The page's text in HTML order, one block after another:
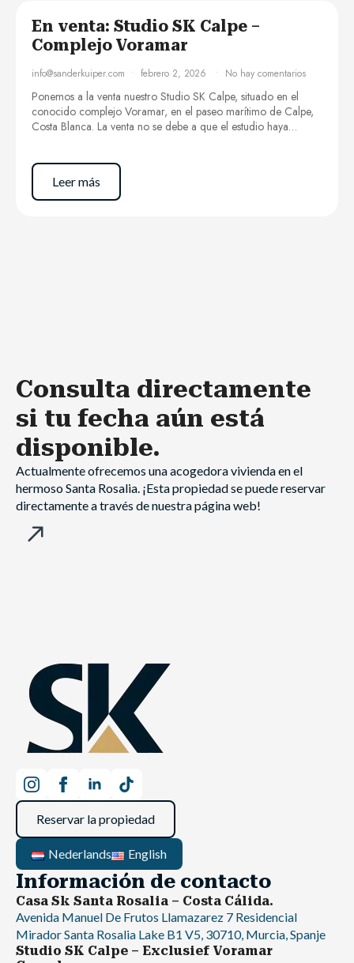
En venta: Studio SK Calpe –
Complejo Voramar
info@sanderkuiper.com febrero 2, 2026 No hay comentarios
Ponemos a la venta nuestro Studio SK Calpe, situado en el
conocido complejo Voramar, en el paseo marítimo de Calpe,
Costa Blanca. La venta no se debe a que el estudio haya…
Leer más
Consulta directamente
si tu fecha aún está
disponible.
Actualmente ofrecemos una acogedora vivienda en el
hermoso Santa Rosalia. ¡Esta propiedad se puede reservar
directamente a través de nuestra página web!
Reservar la propiedad
Nederlands English
Información de contacto
Casa Sk Santa Rosalia – Costa Cálida.
Avenida Manuel De Frutos Llamazarez 7 Residencial
Mirador Santa Rosalia Lake B1 V5, 30710, Murcia, Spanje
Studio SK Calpe – Exclusief Voramar